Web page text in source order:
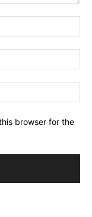
browser for the